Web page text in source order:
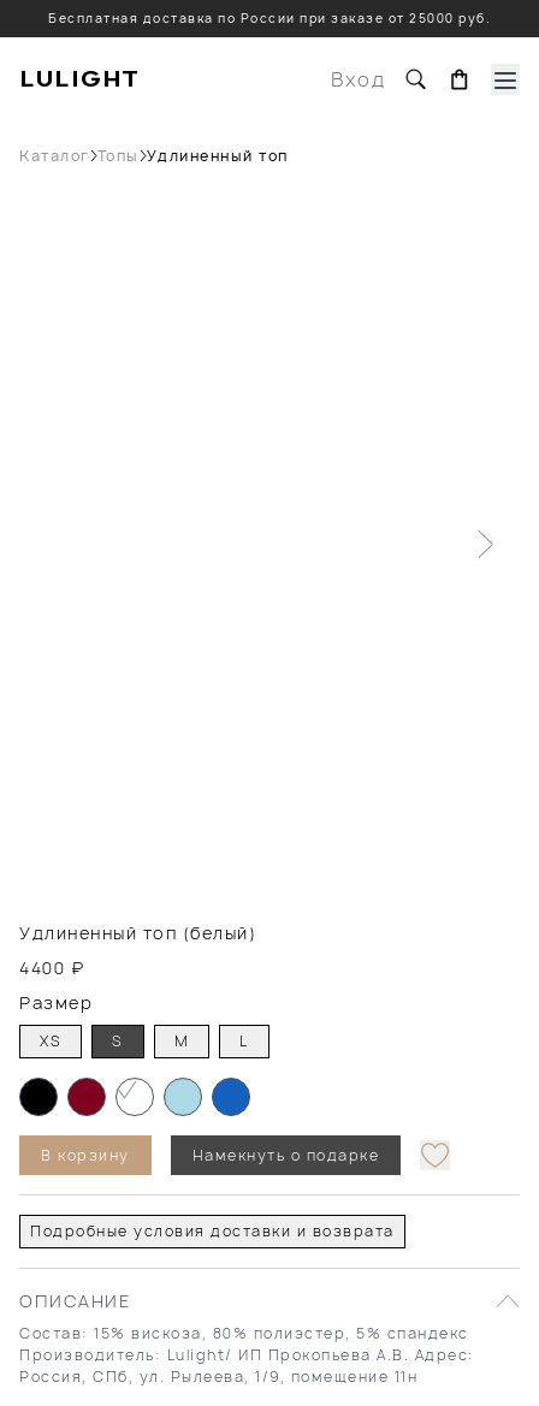
Бесплатная доставка по России при заказе от 25000 руб.
LULIGHT Вход
Каталог Топы Удлиненный топ
Удлиненный топ (белый)
4400 ₽
Размер
XS S M L
В корзину Намекнуть о подарке
Подробные условия доставки и возврата
ОПИСАНИЕ
Состав: 15% вискоза, 80% полиэстер, 5% спандекс
Производитель: Lulight/ ИП Прокопьева А.В. Адрес:
Россия, СПб, ул. Рылеева, 1/9, помещение 11н